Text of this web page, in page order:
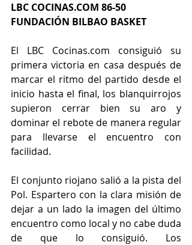
LBC COCINAS.COM 86-50
FUNDACIÓN BILBAO BASKET
El LBC Cocinas.com consiguió su
primera victoria en casa después de
marcar el ritmo del partido desde el
inicio hasta el final, los blanquirrojos
supieron cerrar bien su aro y
dominar el rebote de manera regular
para llevarse el encuentro con
facilidad.
El conjunto riojano salió a la pista del
Pol. Espartero con la clara misión de
dejar a un lado la imagen del último
encuentro como local y no cabe duda
de que lo consiguió. Los